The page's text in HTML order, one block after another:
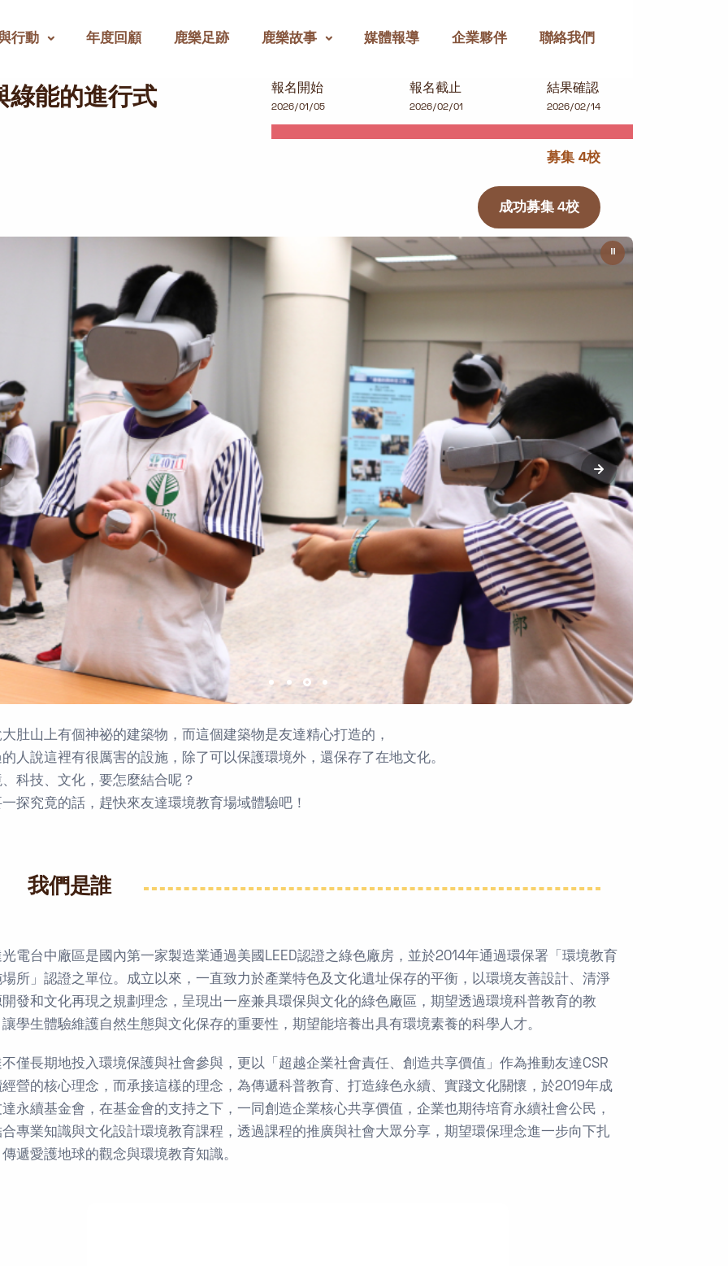
行動 年度回顧 鹿樂足跡 鹿樂故事 媒體報導 企業夥伴 聯絡我們
式
綠能的進行式 報名開始
2026/01/05
報名截止
2026/02/01
結果確認
2026/02/14
募集 4校
成功募集 4校
⏸
肚山上有個神祕的建築物，而這個建築物是友達精心打造的，
的人說這裡有很厲害的設施，除了可以保護環境外，還保存了在地文化。
科技、文化，要怎麼結合呢？
探究竟的話，趕快來友達環境教育場域體驗吧！
我們是誰
電台中廠區是國內第一家製造業通過美國LEED認證之綠色廠房，並於2014年通過環保署「環境教育
所」認證之單位。成立以來，一直致力於產業特色及文化遺址保存的平衡，以環境友善設計、清淨
發和文化再現之規劃理念，呈現出一座兼具環保與文化的綠色廠區，期望透過環境科普教育的教
學生體驗維護自然生態與文化保存的重要性，期望能培養出具有環境素養的科學人才。
僅長期地投入環境保護與社會參與，更以「超越企業社會責任、創造共享價值」作為推動友達CSR
經營的核心理念，而承接這樣的理念，為傳遞科普教育、打造綠色永續、實踐文化關懷，於2019年成
達永續基金會，在基金會的支持之下，一同創造企業核心共享價值，企業也期待培育永續社會公民，
合專業知識與文化設計環境教育課程，透過課程的推廣與社會大眾分享，期望環保理念進一步向下扎
遞愛護地球的觀念與環境教育知識。